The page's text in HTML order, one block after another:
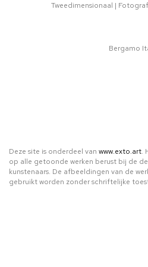
Tweedimensionaal |
Bergamo
Deze site is onderdeel van www.exto.art.
op alle getoonde werken berust bij de
kunstenaars. De afbeeldingen van de
gebruikt worden zonder schriftelijke